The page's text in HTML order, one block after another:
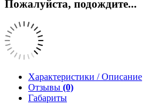
Пожалуйста, подождите...
Характеристики / Описание
Отзывы (0)
Габариты